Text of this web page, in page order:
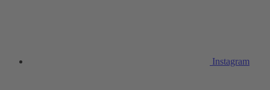
Instagram